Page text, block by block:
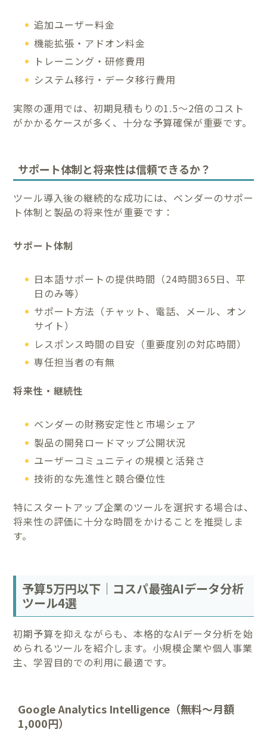
追加ユーザー料金
機能拡張・アドオン料金
トレーニング・研修費用
システム移行・データ移行費用
実際の運用では、初期見積もりの1.5～2倍のコスト
がかかるケースが多く、十分な予算確保が重要です。
サポート体制と将来性は信頼できるか？
ツール導入後の継続的な成功には、ベンダーのサポー
ト体制と製品の将来性が重要です：
サポート体制
日本語サポートの提供時間（24時間365日、平
日のみ等）
サポート方法（チャット、電話、メール、オン
サイト）
レスポンス時間の目安（重要度別の対応時間）
専任担当者の有無
将来性・継続性
ベンダーの財務安定性と市場シェア
製品の開発ロードマップ公開状況
ユーザーコミュニティの規模と活発さ
技術的な先進性と競合優位性
特にスタートアップ企業のツールを選択する場合は、
将来性の評価に十分な時間をかけることを推奨しま
す。
予算5万円以下｜コスパ最強AIデータ分析
ツール4選
初期予算を抑えながらも、本格的なAIデータ分析を始
められるツールを紹介します。小規模企業や個人事業
主、学習目的での利用に最適です。
Google Analytics Intelligence（無料～月額
1,000円）